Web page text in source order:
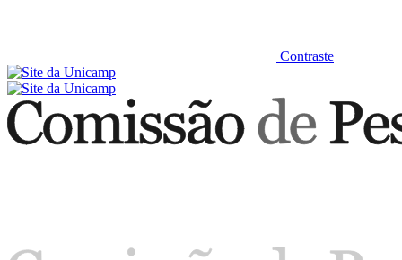
Contraste